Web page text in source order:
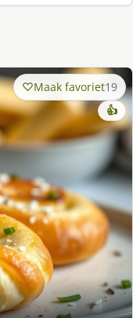
Maak favoriet19
👍